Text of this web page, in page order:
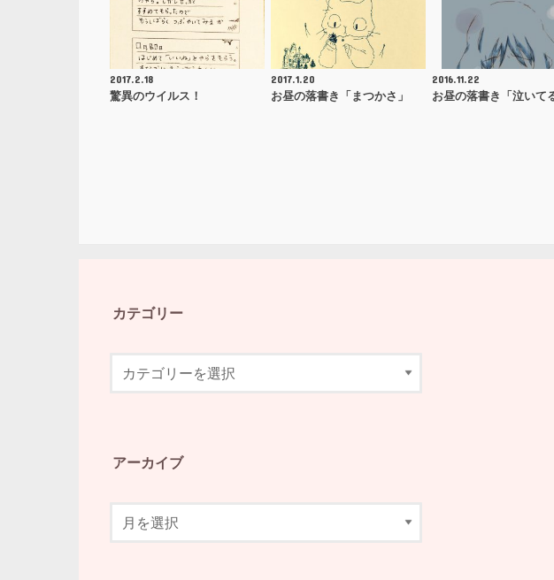
2017.2.18
驚異のウイルス！
2017.1.20
お昼の落書き「まつかさ」
2016.11.22
お昼の落書き「泣いて
カテゴリー
アーカイブ